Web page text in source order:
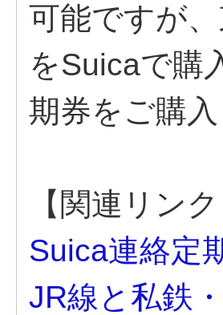
可能ですが
をSuicaで購
期券をご購
【関連リンク
Suica連絡定
JR線と私鉄